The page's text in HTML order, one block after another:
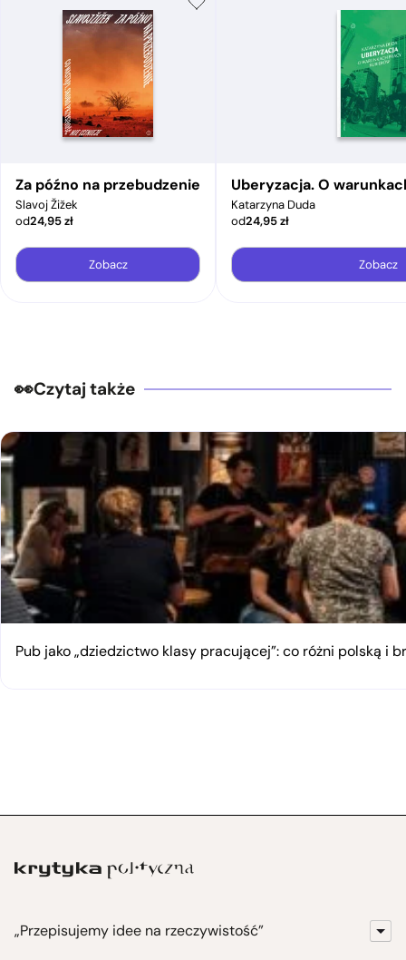
Za późno na przebudzenie
Slavoj Žižek
od24,95zł
Zobacz
Uberyzacja. O
Katarzyna Duda
od24,95zł
Zobacz
Czytaj także
Pub jako „dziedzictwo klasy pracującej”: co różni polską i
„Przepisujemy idee na rzeczywistość”